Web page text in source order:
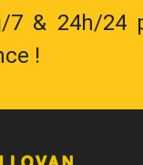
7 & 24h/24
!